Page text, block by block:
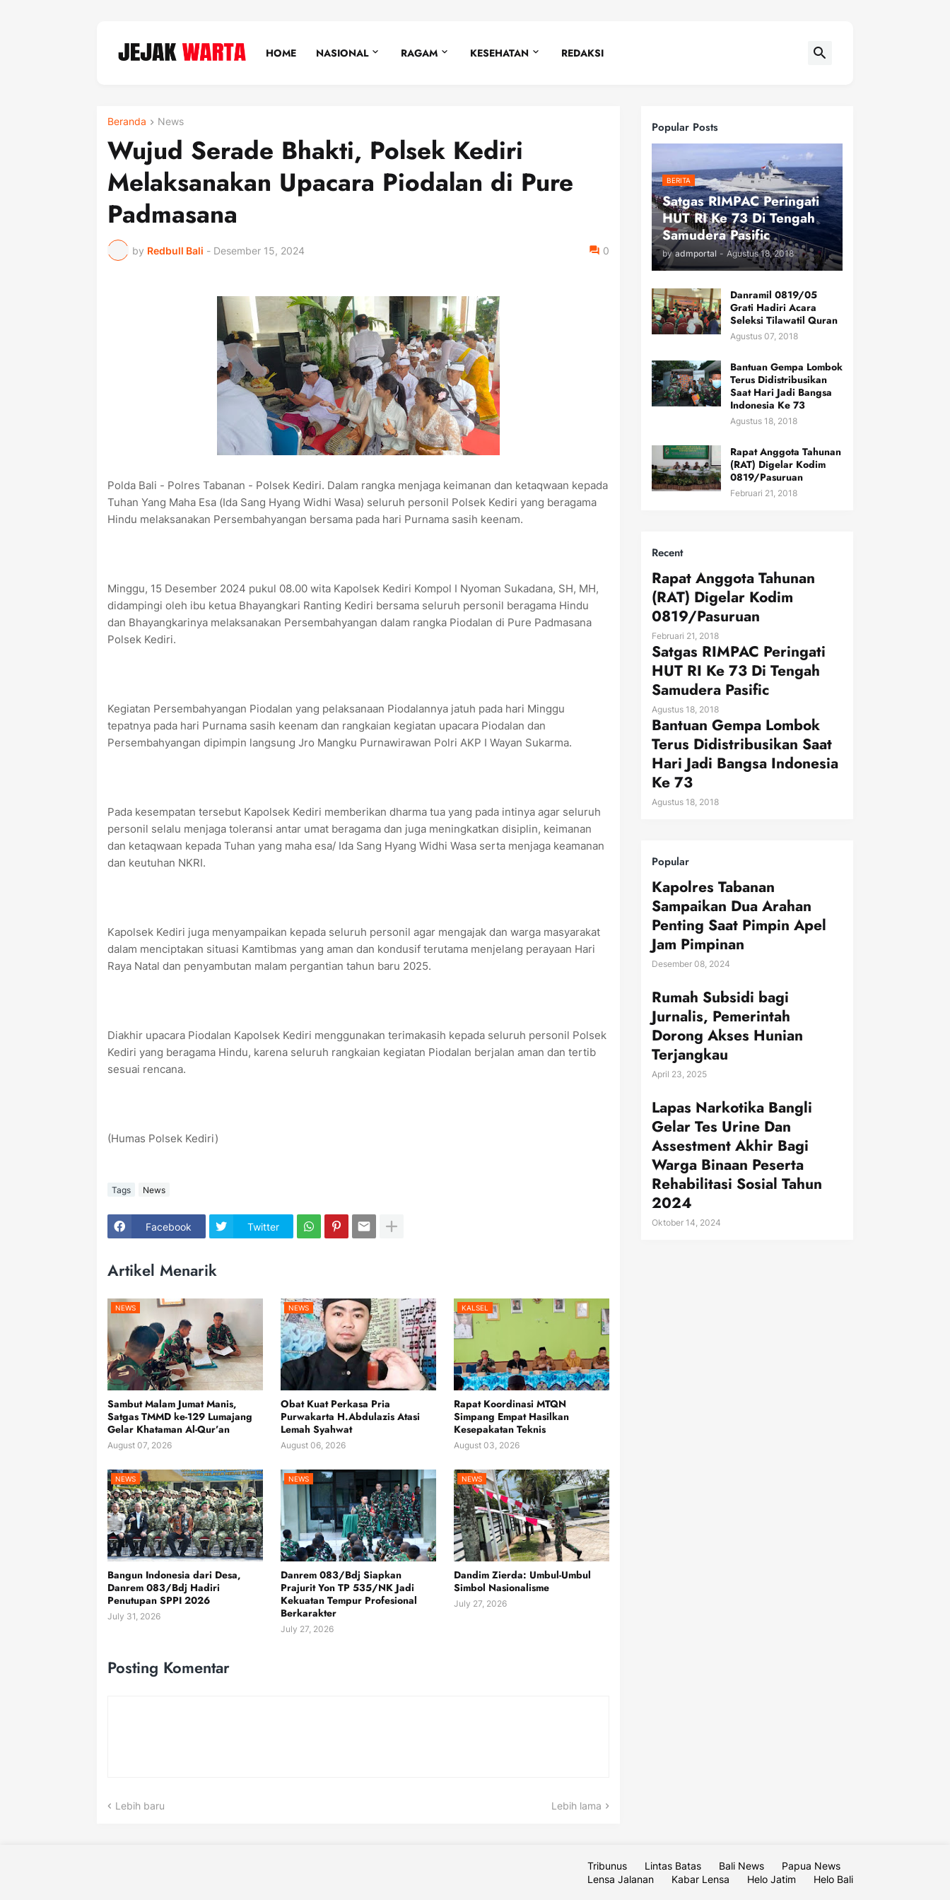
HOME NASIONAL RAGAM KESEHATAN REDAKSI
Beranda News
Wujud Serade Bhakti, Polsek Kediri
Melaksanakan Upacara Piodalan di Pure
Padmasana
by Redbull Bali - Desember 15, 2024 0
Polda Bali - Polres Tabanan - Polsek Kediri. Dalam rangka menjaga keimanan dan ketaqwaan kepada
Tuhan Yang Maha Esa (Ida Sang Hyang Widhi Wasa) seluruh personil Polsek Kediri yang beragama
Hindu melaksanakan Persembahyangan bersama pada hari Purnama sasih keenam.
Minggu, 15 Desember 2024 pukul 08.00 wita Kapolsek Kediri Kompol I Nyoman Sukadana, SH, MH,
didampingi oleh ibu ketua Bhayangkari Ranting Kediri bersama seluruh personil beragama Hindu
dan Bhayangkarinya melaksanakan Persembahyangan dalam rangka Piodalan di Pure Padmasana
Polsek Kediri.
Kegiatan Persembahyangan Piodalan yang pelaksanaan Piodalannya jatuh pada hari Minggu
tepatnya pada hari Purnama sasih keenam dan rangkaian kegiatan upacara Piodalan dan
Persembahyangan dipimpin langsung Jro Mangku Purnawirawan Polri AKP I Wayan Sukarma.
Pada kesempatan tersebut Kapolsek Kediri memberikan dharma tua yang pada intinya agar seluruh
personil selalu menjaga toleransi antar umat beragama dan juga meningkatkan disiplin, keimanan
dan ketaqwaan kepada Tuhan yang maha esa/ Ida Sang Hyang Widhi Wasa serta menjaga keamanan
dan keutuhan NKRI.
Kapolsek Kediri juga menyampaikan kepada seluruh personil agar mengajak dan warga masyarakat
dalam menciptakan situasi Kamtibmas yang aman dan kondusif terutama menjelang perayaan Hari
Raya Natal dan penyambutan malam pergantian tahun baru 2025.
Diakhir upacara Piodalan Kapolsek Kediri menggunakan terimakasih kepada seluruh personil Polsek
Kediri yang beragama Hindu, karena seluruh rangkaian kegiatan Piodalan berjalan aman dan tertib
sesuai rencana.
(Humas Polsek Kediri)
Tags News
Facebook Twitter
Artikel Menarik
NEWS
Sambut Malam Jumat Manis,
Satgas TMMD ke-129 Lumajang
Gelar Khataman Al-Qur’an
August 07, 2026
NEWS
Obat Kuat Perkasa Pria
Purwakarta H.Abdulazis Atasi
Lemah Syahwat
August 06, 2026
KALSEL
Rapat Koordinasi MTQN
Simpang Empat Hasilkan
Kesepakatan Teknis
August 03, 2026
NEWS
Bangun Indonesia dari Desa,
Danrem 083/Bdj Hadiri
Penutupan SPPI 2026
July 31, 2026
NEWS
Danrem 083/Bdj Siapkan
Prajurit Yon TP 535/NK Jadi
Kekuatan Tempur Profesional
Berkarakter
July 27, 2026
NEWS
Dandim Zierda: Umbul-Umbul
Simbol Nasionalisme
July 27, 2026
Posting Komentar
Lebih baru Lebih lama
Popular Posts
BERITA
Satgas RIMPAC Peringati
HUT RI Ke 73 Di Tengah
Samudera Pasific
by admportal - Agustus 18, 2018
Danramil 0819/05
Grati Hadiri Acara
Seleksi Tilawatil Quran
Agustus 07, 2018
Bantuan Gempa Lombok
Terus Didistribusikan
Saat Hari Jadi Bangsa
Indonesia Ke 73
Agustus 18, 2018
Rapat Anggota Tahunan
(RAT) Digelar Kodim
0819/Pasuruan
Februari 21, 2018
Recent
Rapat Anggota Tahunan
(RAT) Digelar Kodim
0819/Pasuruan
Februari 21, 2018
Satgas RIMPAC Peringati
HUT RI Ke 73 Di Tengah
Samudera Pasific
Agustus 18, 2018
Bantuan Gempa Lombok
Terus Didistribusikan Saat
Hari Jadi Bangsa Indonesia
Ke 73
Agustus 18, 2018
Popular
Kapolres Tabanan
Sampaikan Dua Arahan
Penting Saat Pimpin Apel
Jam Pimpinan
Desember 08, 2024
Rumah Subsidi bagi
Jurnalis, Pemerintah
Dorong Akses Hunian
Terjangkau
April 23, 2025
Lapas Narkotika Bangli
Gelar Tes Urine Dan
Assestment Akhir Bagi
Warga Binaan Peserta
Rehabilitasi Sosial Tahun
2024
Oktober 14, 2024
Tribunus Lintas Batas Bali News
Papua News
Lensa Jalanan
Kabar Lensa Helo Jatim Helo Bali